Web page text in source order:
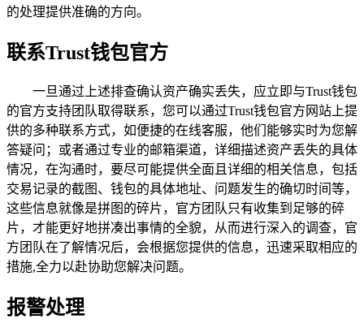
的处理提供准确的方向。
联系Trust钱包官方
一旦通过上述排查确认资产确实丢失，应立即与Trust钱包
的官方支持团队取得联系，您可以通过Trust钱包官方网站上提
供的多种联系方式，如便捷的在线客服，他们能够实时为您解
答疑问；或者通过专业的邮箱渠道，详细描述资产丢失的具体
情况，在沟通时，要尽可能提供全面且详细的相关信息，包括
交易记录的截图、钱包的具体地址、问题发生的确切时间等，
这些信息就像是拼图的碎片，官方团队只有收集到足够的碎
片，才能更好地拼凑出事情的全貌，从而进行深入的调查，官
方团队在了解情况后，会根据您提供的信息，迅速采取相应的
措施,全力以赴协助您解决问题。
报警处理